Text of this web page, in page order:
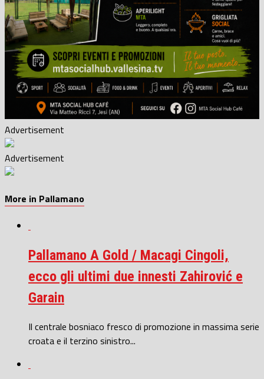
Advertisement
Advertisement
More in Pallamano
Pallamano A Gold / Macagi Cingoli,
ecco gli ultimi due innesti Zahirović e
Garain
Il centrale bosniaco fresco di promozione in massima serie
croata e il terzino sinistro...